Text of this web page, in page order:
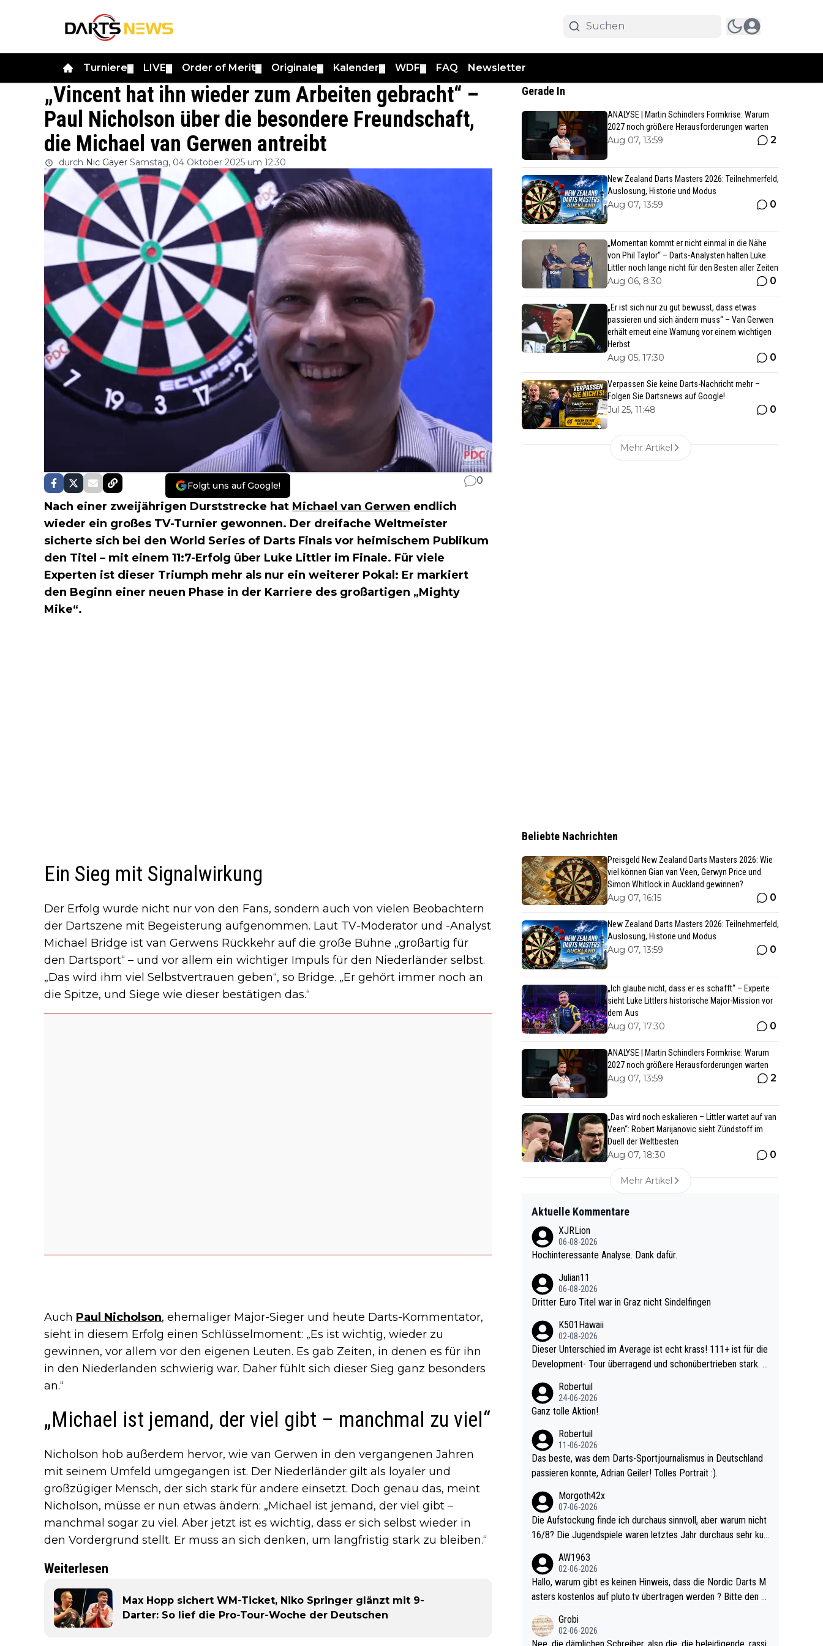
Turniere LIVE Order of Merit Originale Kalender WDF FAQ Newsletter
„Vincent hat ihn wieder zum Arbeiten gebracht“ –
Paul Nicholson über die besondere Freundschaft,
die Michael van Gerwen antreibt
durch Nic Gayer Samstag, 04 Oktober 2025 um 12:30
Folgt uns auf Google! 0
Nach einer zweijährigen Durststrecke hat Michael van Gerwen endlich
wieder ein großes TV-Turnier gewonnen. Der dreifache Weltmeister
sicherte sich bei den World Series of Darts Finals vor heimischem Publikum
den Titel – mit einem 11:7-Erfolg über Luke Littler im Finale. Für viele
Experten ist dieser Triumph mehr als nur ein weiterer Pokal: Er markiert
den Beginn einer neuen Phase in der Karriere des großartigen „Mighty
Mike“.
Ein Sieg mit Signalwirkung
Der Erfolg wurde nicht nur von den Fans, sondern auch von vielen Beobachtern
der Dartszene mit Begeisterung aufgenommen. Laut TV-Moderator und -Analyst
Michael Bridge ist van Gerwens Rückkehr auf die große Bühne „großartig für
den Dartsport“ – und vor allem ein wichtiger Impuls für den Niederländer selbst.
„Das wird ihm viel Selbstvertrauen geben“, so Bridge. „Er gehört immer noch an
die Spitze, und Siege wie dieser bestätigen das.“
Auch Paul Nicholson, ehemaliger Major-Sieger und heute Darts-Kommentator,
sieht in diesem Erfolg einen Schlüsselmoment: „Es ist wichtig, wieder zu
gewinnen, vor allem vor den eigenen Leuten. Es gab Zeiten, in denen es für ihn
in den Niederlanden schwierig war. Daher fühlt sich dieser Sieg ganz besonders
an.“
„Michael ist jemand, der viel gibt – manchmal zu viel“
Nicholson hob außerdem hervor, wie van Gerwen in den vergangenen Jahren
mit seinem Umfeld umgegangen ist. Der Niederländer gilt als loyaler und
großzügiger Mensch, der sich stark für andere einsetzt. Doch genau das, meint
Nicholson, müsse er nun etwas ändern: „Michael ist jemand, der viel gibt –
manchmal sogar zu viel. Aber jetzt ist es wichtig, dass er sich selbst wieder in
den Vordergrund stellt. Er muss an sich denken, um langfristig stark zu bleiben.“
Weiterlesen
Max Hopp sichert WM-Ticket, Niko Springer glänzt mit 9-
Darter: So lief die Pro-Tour-Woche der Deutschen
Gerade In
ANALYSE | Martin Schindlers Formkrise: Warum
2027 noch größere Herausforderungen warten
Aug 07, 13:59 2
New Zealand Darts Masters 2026: Teilnehmerfeld,
Auslosung, Historie und Modus
Aug 07, 13:59 0
„Momentan kommt er nicht einmal in die Nähe
von Phil Taylor“ – Darts-Analysten halten Luke
Littler noch lange nicht für den Besten aller Zeiten
Aug 06, 8:30 0
„Er ist sich nur zu gut bewusst, dass etwas
passieren und sich ändern muss“ – Van Gerwen
erhält erneut eine Warnung vor einem wichtigen
Herbst
Aug 05, 17:30 0
Verpassen Sie keine Darts-Nachricht mehr –
Folgen Sie Dartsnews auf Google!
Jul 25, 11:48 0
Mehr Artikel
Beliebte Nachrichten
Preisgeld New Zealand Darts Masters 2026: Wie
viel können Gian van Veen, Gerwyn Price und
Simon Whitlock in Auckland gewinnen?
Aug 07, 16:15 0
New Zealand Darts Masters 2026: Teilnehmerfeld,
Auslosung, Historie und Modus
Aug 07, 13:59 0
„Ich glaube nicht, dass er es schafft“ – Experte
sieht Luke Littlers historische Major-Mission vor
dem Aus
Aug 07, 17:30 0
ANALYSE | Martin Schindlers Formkrise: Warum
2027 noch größere Herausforderungen warten
Aug 07, 13:59 2
„Das wird noch eskalieren – Littler wartet auf van
Veen“: Robert Marijanovic sieht Zündstoff im
Duell der Weltbesten
Aug 07, 18:30 0
Mehr Artikel
Aktuelle Kommentare
XJRLion
06-08-2026
Hochinteressante Analyse. Dank dafür.
Julian11
06-08-2026
Dritter Euro Titel war in Graz nicht Sindelfingen
K501Hawaii
02-08-2026
Dieser Unterschied im Average ist echt krass! 111+ ist für die
Development- Tour überragend und schonübertrieben stark. U
e mal 40+ erst recht. Da gewinnst keinen Blumentopf - ist ja n
och krasser wie ein Pokalspiel eines Kreisligisten vs einem Bu
Robertuil
24-06-2026
Ganz tolle Aktion!
Robertuil
11-06-2026
Das beste, was dem Darts-Sportjournalismus in Deutschland
passieren konnte, Adrian Geiler! Tolles Portrait :).
Morgoth42x
07-06-2026
Die Aufstockung finde ich durchaus sinnvoll, aber warum nicht
16/8? Die Jugendspiele waren letztes Jahr durchaus sehr kur
l. Allerdings ist Mitchell Lawrie als Nummer 1 der Welt eh quali
fiziert. Somit ändert die automatische Qualifikation des Weltm
eisters erstmal nichts. Ich denke sie wollen damit für nächste
d wohl wenig WDF Turniere spielen. Dies war bei Archie Self l
etztes Jahr der Fall. Er musste als amtierender Weltmeister d
AW1963
02-06-2026
Hallo, warum gibt es keinen Hinweis, dass die Nordic Darts M
asters kostenlos auf pluto.tv übertragen werden ? Bitte den A
Grobi
02-06-2026